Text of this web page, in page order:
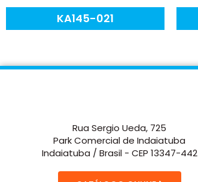
KA145-021
Rua Sergio Ueda, 725
Park Comercial de Indaiatuba
Indaiatuba / Brasil - CEP 13347-442